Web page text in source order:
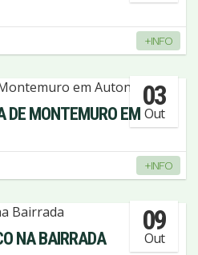
+INFO
03
Out
DE MONTEMURO EM
+INFO
09
Out
NA BAIRRADA